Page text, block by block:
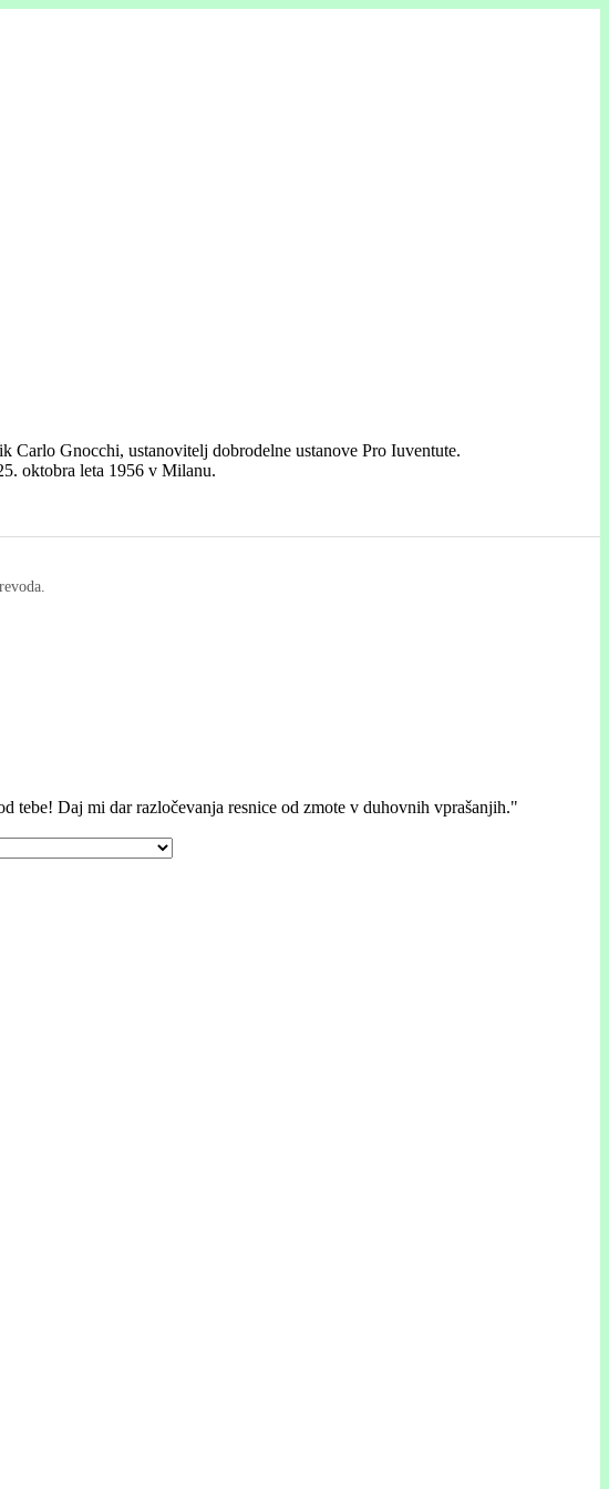
Carlo Gnocchi, ustanovitelj dobrodelne ustanove Pro Iuventute.
oktobra leta 1956 v Milanu.
tebe! Daj mi dar razločevanja resnice od zmote v duhovnih vprašanjih."